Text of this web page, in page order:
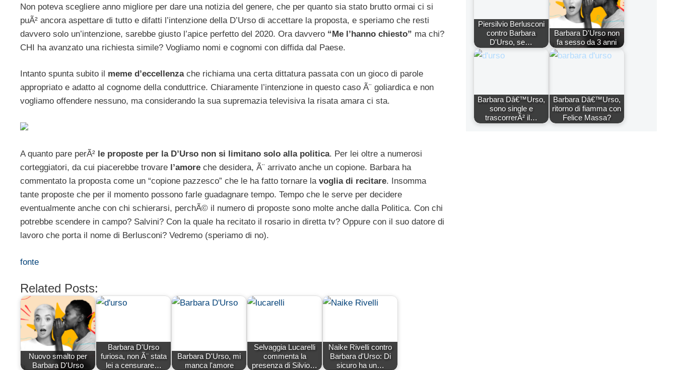
Non poteva scegliere anno migliore per dare una notizia del genere, che per quanto sia stato brutto ormai ci si
puÃ² ancora aspettare di tutto e difatti l’intenzione della D’Urso di accettare la proposta, e speriamo che resti
davvero solo un’intenzione, sarebbe giusto l’apice perfetto del 2020. Ora davvero “Me l’hanno chiesto” ma chi?
CHI ha avanzato una richiesta simile? Vogliamo nomi e cognomi con diffida dal Paese.
Intanto spunta subito il meme d’eccellenzache richiama una certa dittatura passata con un gioco di parole
appropriato e adatto al cognome della conduttrice. Chiaramente l’intenzione in questo caso Ã¨ goliardica e non
vogliamo offendere nessuno, ma considerando la sua supremazia televisiva la risata amara ci sta.
A quanto pare perÃ² le proposte per la D’Urso non si limitano solo alla politica. Per lei oltre a numerosi
corteggiatori, da cui piacerebbe trovare l’amore che desidera, Ã¨ arrivato anche un copione. Barbara ha
commentato la proposta come un “copione pazzesco” che le ha fatto tornare la voglia di recitare. Insomma
tante proposte che per il momento possono farle guadagnare tempo. Tempo che le serve per decidere
eventualmente anche con chi schierarsi, perchÃ© il numero di proposte sono molte anche dalla Politica. Con chi
potrebbe scendere in campo? Salvini? Con la quale ha recitato il rosario in diretta tv? Oppure con il suo datore di
lavoro che porta il nome di Berlusconi? Vedremo (speriamo di no).
fonte
Related Posts:
Nuovo smalto per
Barbara D'Urso
Barbara D'Urso
furiosa, non Ã¨ stata
lei a censurare…
Barbara D'Urso, mi
manca l'amore
Selvaggia Lucarelli
commenta la
presenza di Silvio…
Naike Rivelli contro
Barbara d'Urso: Di
sicuro ha un…
Piersilvio Berlusconi
contro Barbara
D'Urso, se…
Barbara D'Urso non
fa sesso da 3 anni
Barbara Dâ€™Urso,
sono single e
trascorrerÃ² il…
Barbara Dâ€™Urso,
ritorno di fiamma con
Felice Massa?